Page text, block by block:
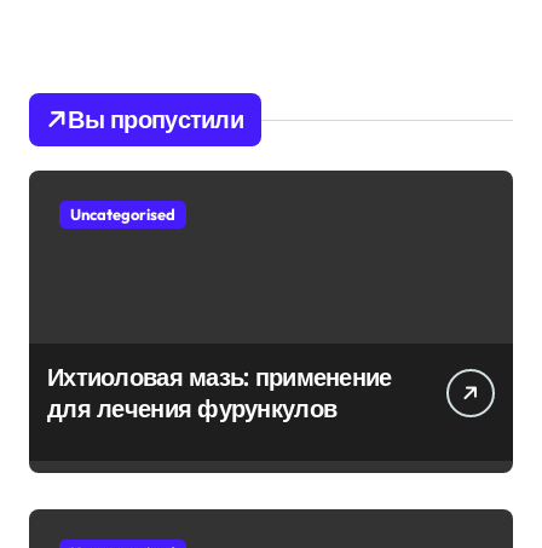
Вы пропустили
Uncategorised
Ихтиоловая мазь: применение
для лечения фурункулов